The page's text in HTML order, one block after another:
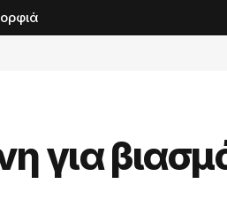
για